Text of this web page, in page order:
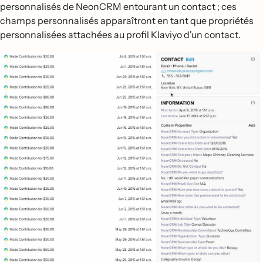
personnalisés de NeonCRM entourant un contact ; ces
champs personnalisés apparaîtront en tant que propriétés
personnalisées attachées au profil Klaviyo d'un contact.